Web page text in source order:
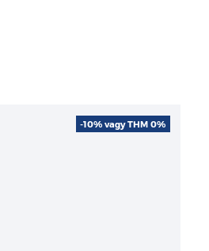
-10% vagy THM 0%